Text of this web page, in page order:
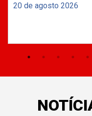
20 de agosto 2026